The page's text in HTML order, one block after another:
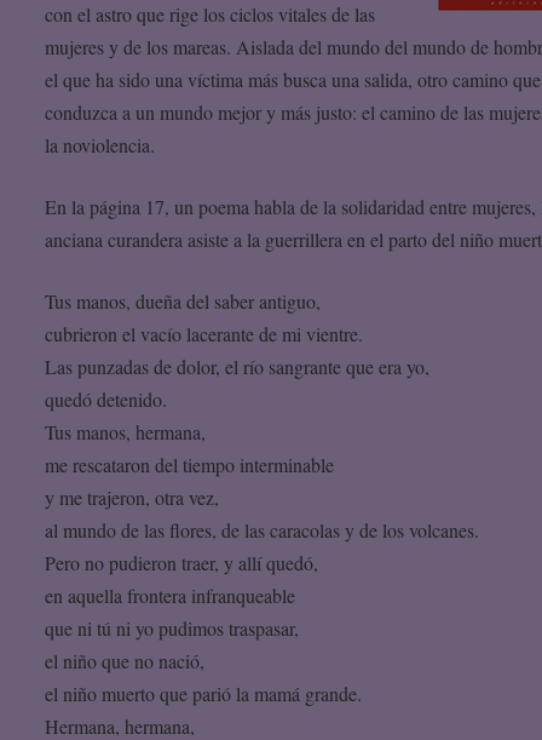
con el astro que rige los ciclos vitales de las
mujeres y de los mareas. Aislada del mundo del mundo de
el que ha sido una víctima más busca una salida, otro camino que
conduzca a un mundo mejor y más justo: el camino de las
la noviolencia.
En la página 17, un poema habla de la solidaridad entre mujeres,
anciana curandera asiste a la guerrillera en el parto del niño
Tus manos, dueña del saber antiguo,
cubrieron el vacío lacerante de mi vientre.
Las punzadas de dolor, el río sangrante que era yo,
quedó detenido.
Tus manos, hermana,
me rescataron del tiempo interminable
y me trajeron, otra vez,
al mundo de las flores, de las caracolas y de los volcanes.
Pero no pudieron traer, y allí quedó,
en aquella frontera infranqueable
que ni tú ni yo pudimos traspasar,
el niño que no nació,
el niño muerto que parió la mamá grande.
Hermana, hermana,